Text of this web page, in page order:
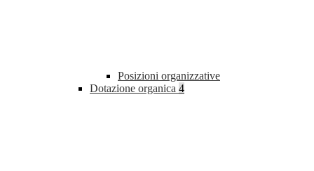
Posizioni organizzative
Dotazione organica 4